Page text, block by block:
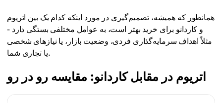
همانطور که همیشه، تصمیم‌گیری در مورد اینکه کدام یک بین اتریوم
و کاردانو برای خرید بهتر است، به عوامل مختلفی بستگی دارد -
مثلاً اهداف سرمایه‌گذاری فردی، وضعیت بازار، یا نیازهای شخصی
یا تجاری شما.
اتریوم در مقابل کاردانو: مقایسه رو در رو